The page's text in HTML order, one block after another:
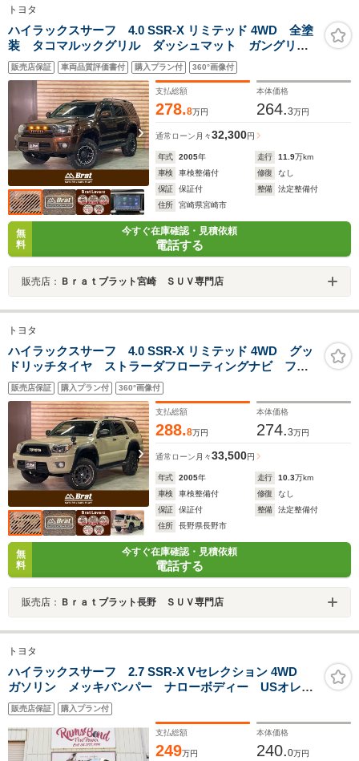
トヨタ
ハイラックスサーフ 4.0 SSR-X リミテッド 4WD 全塗
装 タコマルックグリル ダッシュマット ガングリッ
プステアリング リフトアップ ストラーダナビ フル
セグ バックカメラ ドライブレコーダー シートカバ
ー ETC
販売店保証 車両品質評価書付 購入プラン付 360°画像付
支払総額
278.8万円
本体価格
264.3万円
通常ローン 月々32,300円
年式 2005年 走行 11.9万km
車検
車検整備付 修復
なし
保証
保証付 整備
法定整備付
住所
宮崎県宮崎市
無
料
今すぐ在庫確認・見積依頼
電話する
販売店： Ｂｒａｔブラット宮崎 ＳＵＶ専門店
トヨタ
ハイラックスサーフ 4.0 SSR-X リミテッド 4WD グッ
ドリッチタイヤ ストラーダフローティングナビ フル
セグ 黒革調シートカバー バックカメラ ウッドコン
ビステアリング 前後ドラレコ ヘッドライトインナー
ブラック
販売店保証 購入プラン付 360°画像付
支払総額
288.8万円
本体価格
274.3万円
通常ローン 月々33,500円
年式 2005年 走行 10.3万km
車検
車検整備付 修復
なし
保証
保証付 整備
法定整備付
住所
長野県長野市
無
料
今すぐ在庫確認・見積依頼
電話する
販売店： Ｂｒａｔブラット長野 ＳＵＶ専門店
トヨタ
ハイラックスサーフ 2.7 SSR-X Vセレクション 4WD
ガソリン メッキバンパー ナローボディー USオレン
ジコーナーランプ DEAN16インチ BFグッドリッチタ
イヤ ブラックシートカバー リフトアップ TOYOTA
フロントグリル ベージュ塗装
販売店保証 購入プラン付
支払総額
249万円
本体価格
240.0万円